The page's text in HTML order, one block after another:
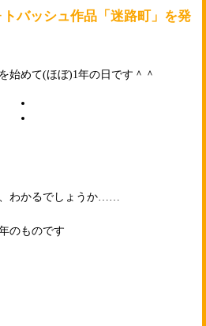
トバッシュ作品「迷路町」を発
めて(ほぼ)1年の日です＾＾
わかるでしょうか……
のものです